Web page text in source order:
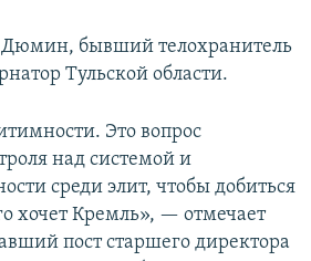
бывший телохранитель
Тульской области.
Это вопрос
над системой и
среди элит, чтобы добиться
хочет Кремль», — отмечает
пост старшего директора